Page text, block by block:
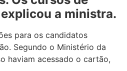
a ministra.
para os candidatos
Segundo o Ministério da
haviam acessado o cartão,